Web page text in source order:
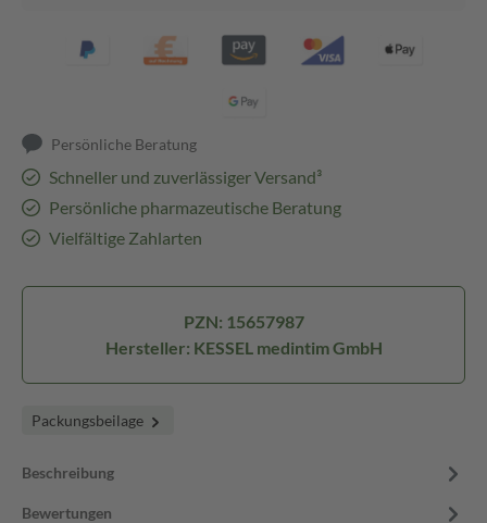
Persönliche Beratung
Schneller und zuverlässiger Versand³
Persönliche pharmazeutische Beratung
Vielfältige Zahlarten
PZN: 15657987
Hersteller: KESSEL medintim GmbH
Packungsbeilage
Beschreibung
Bewertungen